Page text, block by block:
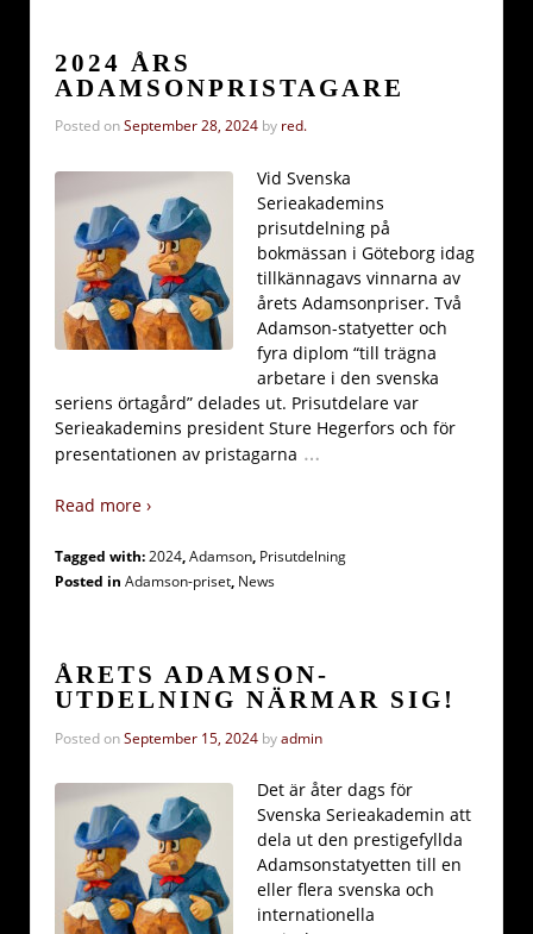
2024 ÅRS
ADAMSONPRISTAGARE
Posted onSeptember 28, 2024 by red.
Vid Svenska
Serieakademins
prisutdelning på
bokmässan i Göteborg idag
tillkännagavs vinnarna av
årets Adamsonpriser. Två
Adamson-statyetter och
fyra diplom “till trägna
arbetare i den svenska
seriens örtagård” delades ut. Prisutdelare var
Serieakademins president Sture Hegerfors och för
presentationen av pristagarna …
Read more ›
Tagged with:2024,Adamson, Prisutdelning
Posted in Adamson-priset, News
ÅRETS ADAMSON-
UTDELNING NÄRMAR SIG!
Posted onSeptember 15, 2024 byadmin
Det är åter dags för
Svenska Serieakademin att
dela ut den prestigefyllda
Adamsonstatyetten till en
eller flera svenska och
internationella